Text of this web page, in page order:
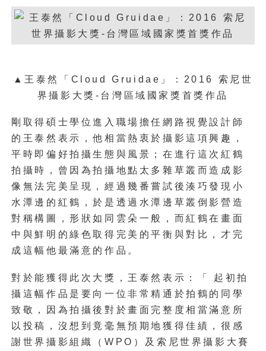
▲王泰然「Cloud Gruidae」：2016 索尼世
界攝影大獎-台灣區域國家獎首獎作品
剛取得碩士學位進入職場擔任網路視覺設計師
的王泰然表示，他相當熱衷於攝影這項興趣，
平時即偏好拍攝生態與風景；在進行這次紅鶴
拍攝時，曾因為拍攝地點太多雜草叢而造成影
像無法完美呈現，經過幾番嘗試後湊巧發現小
水潭邊的紅鶴，於是透過水潭邊草叢倒影營造
對稱構圖，形狀如同雲朵一般，而紅鶴在畫面
中與鮮明的綠色取得完美的平衡與對比，才完
成這幅他最滿意的作品。
對於能獲得此次大獎，王泰然表示：「 起初拍
攝這幅作品是要向一位非常精通於拍鶴的同學
致敬，因為拍攝後對於畫面完整度相當滿意所
以投稿，沒想到竟毫無預期地獲得佳績，很感
謝世界攝影組織（WPO）及索尼世界攝影大賽